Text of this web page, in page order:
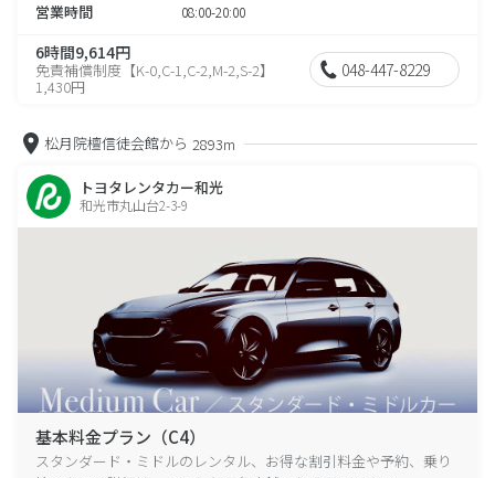
営業時間 08:00-20:00
6時間9,614円
免責補償制度【K-0,C-1,C-2,M-2,S-2】
1,430円
048-447-8229
松月院檀信徒会館から 2893m
トヨタレンタカー和光
和光市丸山台2-3-9
基本料金プラン（C4）
スタンダード・ミドルのレンタル、お得な割引料金や予約、乗り